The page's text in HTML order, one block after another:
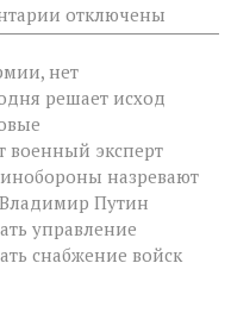
к
записи
как
фронт:
меняют
логику
снабжения
отключены
нет
решает исход
военный эксперт
назревают
Путин
управление
снабжение войск